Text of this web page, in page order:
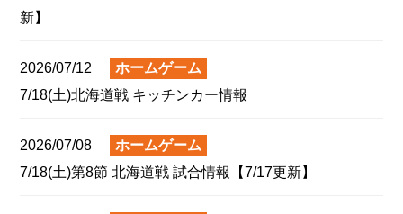
新】
2026/07/12
ホームゲーム
7/18(土)北海道戦 キッチンカー情報
2026/07/08
ホームゲーム
7/18(土)第8節 北海道戦 試合情報【7/17更新】